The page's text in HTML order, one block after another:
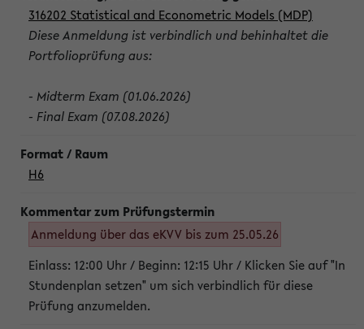
316202 Statistical and Econometric Models (MDP)
Diese Anmeldung ist verbindlich und behinhaltet die
Portfolioprüfung aus:
- Midterm Exam (01.06.2026)
- Final Exam (07.08.2026)
H6
Anmeldung über das eKVV bis zum 25.05.26
Einlass: 12:00 Uhr / Beginn: 12:15 Uhr / Klicken Sie auf "In
Stundenplan setzen" um sich verbindlich für diese
Prüfung anzumelden.